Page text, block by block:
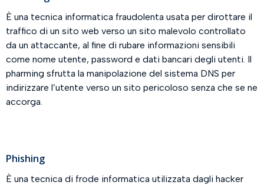
È una tecnica informatica fraudolenta usata per dirottare il
traffico di un sito web verso un sito malevolo controllato
da un attaccante, al fine di rubare informazioni sensibili
come nome utente, password e dati bancari degli utenti. Il
pharming sfrutta la manipolazione del sistema DNS per
indirizzare l’utente verso un sito pericoloso senza che se ne
accorga.
Phishing
È una tecnica di frode informatica utilizzata dagli hacker